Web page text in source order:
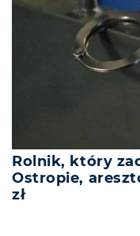
Rolnik, który
Ostropie,
zł